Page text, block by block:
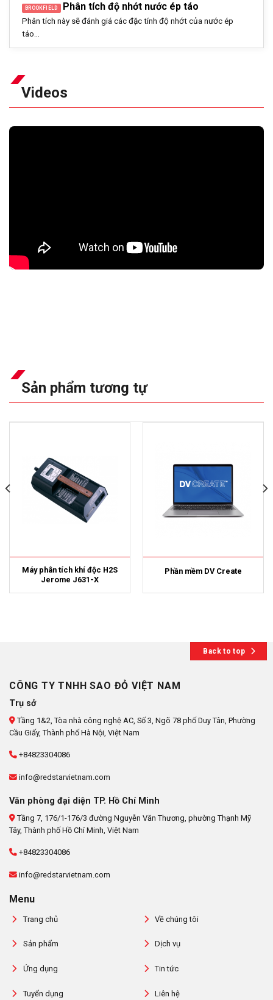
BROOKFIELD Phân tích độ nhớt nước ép táo
Phân tích này sẽ đánh giá các đặc tính độ nhớt của nước ép
táo...
Videos
Sản phẩm tương tự
Máy phân tích khí độc H2S
Jerome J631-X
Phần mềm DV Create
Back to top
CÔNG TY TNHH SAO ĐỎ VIỆT NAM
Trụ sở
Tầng 1&2, Tòa nhà công nghệ AC, Số 3, Ngõ 78 phố Duy Tân, Phường
Cầu Giấy, Thành phố Hà Nội, Việt Nam
+84823304086
info@redstarvietnam.com
Văn phòng đại diện TP. Hồ Chí Minh
Tầng 7, 176/1-176/3 đường Nguyễn Văn Thương, phường Thạnh Mỹ
Tây, Thành phố Hồ Chí Minh, Việt Nam
+84823304086
info@redstarvietnam.com
Menu
Trang chủ Về chúng tôi
Sản phẩm Dịch vụ
Ứng dụng Tin tức
Tuyển dụng Liên hệ